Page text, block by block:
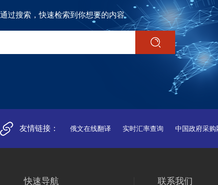
通过搜索，快速检索到你想要的内容
友情链接： 俄文在线翻译 实时汇率查询 中国政府采购
快速导航 联系我们